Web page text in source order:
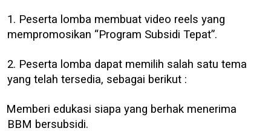
1. Peserta lomba membuat video reels yang
mempromosikan “Program Subsidi Tepat”.
2. Peserta lomba dapat memilih salah satu tema
yang telah tersedia, sebagai berikut :
Memberi edukasi siapa yang berhak menerima
BBM bersubsidi.